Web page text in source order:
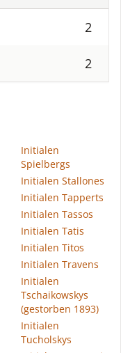
2
2
Initialen
Spielbergs
Initialen Stallones
Initialen Tapperts
Initialen Tassos
Initialen Tatis
Initialen Titos
Initialen Travens
Initialen
Tschaikowskys
(gestorben 1893)
Initialen
Tucholskys